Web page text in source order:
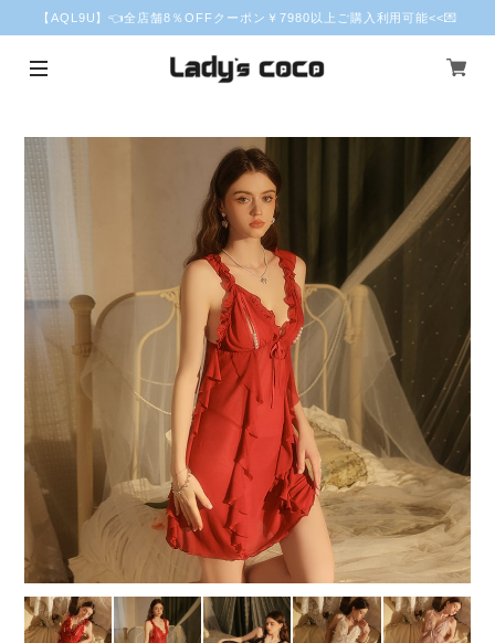
【AQL9U】👈全店舗8％OFFクーポン￥7980以上ご購入利用可能<<💌